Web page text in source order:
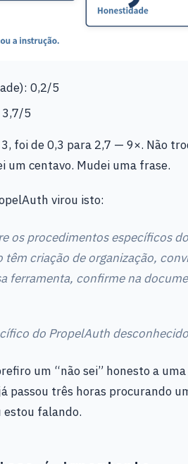
0,2/5
3,7/5
3, foi de 0,3 para 2,7 — 9×. Não
um centavo. Mudei uma frase.
virou isto:
os procedimentos específicos
têm criação de organização,
ferramenta, confirme na
do PropelAuth
um “não sei” honesto a
passou três horas procurando
estou falando.